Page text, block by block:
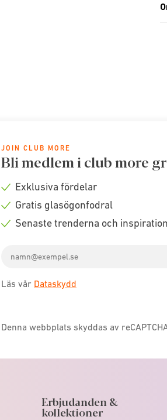
JOIN CLUB MORE
Bli medlem i club more
Check
Exklusiva fördelar
Check
Gratis glasögonfodral
Senaste trenderna och inspiration
address
Läs vår Dataskydd
Denna webbplats skyddas av
Erbjudanden &
kollektioner